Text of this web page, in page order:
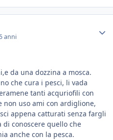
anni
da una dozzina a mosca.
che cura i pesci, li vada
tanti acquriofili con
non uso ami con ardiglione,
appena catturati senza fargli
conoscere quello che
anche con la pesca.